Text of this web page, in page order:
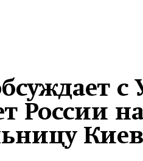
с
России